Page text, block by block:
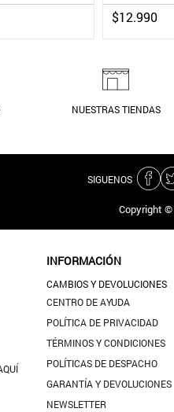
$12.990
NUESTRAS TIENDAS
SIGUENOS
Copyright ©
INFORMACIÓN
CAMBIOS Y DEVOLUCIONES
CENTRO DE AYUDA
POLÍTICA DE PRIVACIDAD
TÉRMINOS Y CONDICIONES
POLÍTICAS DE DESPACHO
GARANTÍA Y DEVOLUCIONES
NEWSLETTER